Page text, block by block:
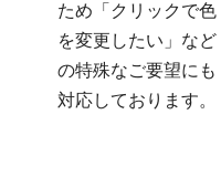
ため「クリックで色
を変更したい」など
の特殊なご要望にも
対応しております。